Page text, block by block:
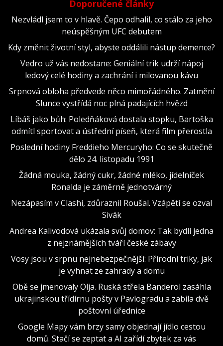
Doporučené články
Nezvládl jsem to v hlavě. Čepo odhalil, co stálo za jeho
neúspěšným UFC debutem
Kdy změnit životní styl, abyste oddálili nástup demence?
Vedro už vás nedostane: Geniální trik udrží nápoj
ledový celé hodiny a zachrání i milovanou kávu
Srpnová obloha předvede něco mimořádného. Zatmění
Slunce vystřídá noc plná padajících hvězd
Líbáš jako bůh: Poledňáková dostala stopku, Bartoška
odmítl sportovat a ústřední píseň, která film přerostla
Poslední hodiny Freddieho Mercuryho: Co se skutečně
dělo 24. listopadu 1991
Žádná mouka, žádný cukr, žádné mléko, jídelníček
Ronalda je záměrně jednotvárný
Nezápasím v Clashi, zdůraznil Roušal. Vzápětí se ozval
Sivák
Andrea Kalivodová ukázala svůj domov: Tak bydlí jedna
z nejznámějších tváří české zábavy
Vosy jsou v srpnu nejnebezpečnější: Přírodní triky, jak
je vyhnat ze zahrady a domu
Obě se jmenovaly Olja. Ruská střela Banderol zasáhla
ukrajinskou třídírnu pošty v Pavlogradu a zabila dvě
poštovní úřednice
Google Mapy vám brzy samy objednají jídlo cestou
domů. Stačí se zeptat a AI zařídí zbytek za vás